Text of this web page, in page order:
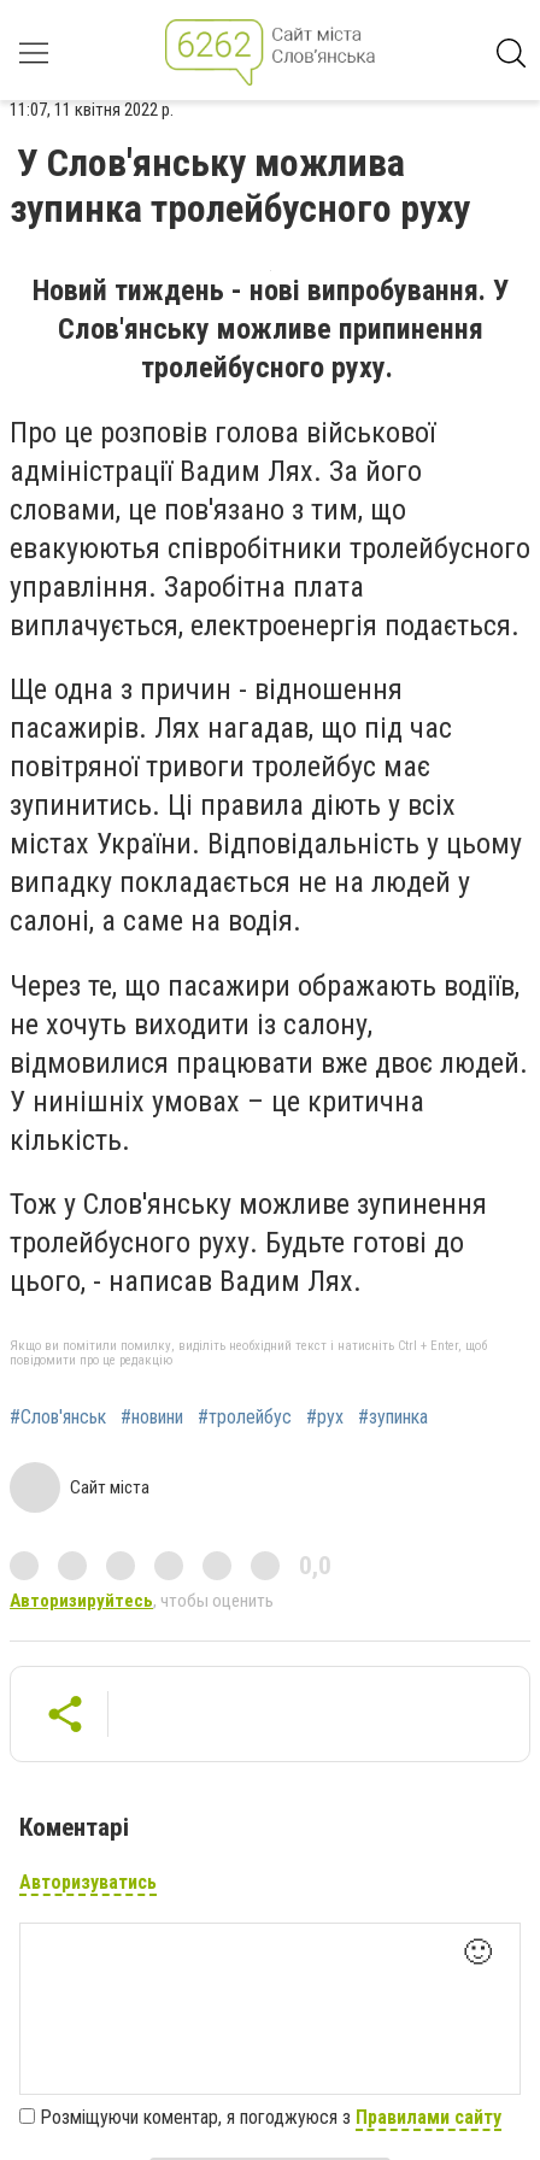
11:07, 11 квітня 2022 р.
У Слов'янську можлива
зупинка тролейбусного руху
Новий тиждень - нові випробування. У
Слов'янську можливе припинення
тролейбусного руху.
Про це розповів голова військової
адміністрації Вадим Лях. За його
словами, це пов'язано з тим, що
евакуюютья співробітники тролейбусного
управління. Заробітна плата
виплачується, електроенергія подається.
Ще одна з причин - відношення
пасажирів. Лях нагадав, що під час
повітряної тривоги тролейбус має
зупинитись. Ці правила діють у всіх
містах України. Відповідальність у цьому
випадку покладається не на людей у
салоні, а саме на водія.
Через те, що пасажири ображають водіїв,
не хочуть виходити із салону,
відмовилися працювати вже двоє людей.
У нинішніх умовах – це критична
кількість.
Тож у Слов'янську можливе зупинення
тролейбусного руху. Будьте готові до
цього, - написав Вадим Лях.
Якщо ви помітили помилку, виділіть необхідний текст і натисніть Ctrl + Enter, щоб
повідомити про це редакцію
#Слов'янськ #новини #тролейбус #рух #зупинка
Сайт міста
0,0
Авторизируйтесь, чтобы оценить
Коментарі
Авторизуватись
🙂
Розміщуючи коментар, я погоджуюся з Правилами сайту